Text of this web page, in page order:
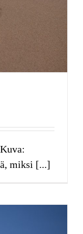
miksi [...]